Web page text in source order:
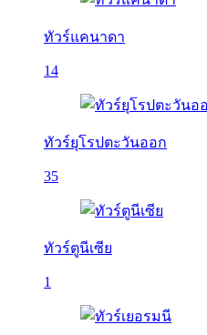
ทัวร์แคนาดา
14
ทัวร์ยุโรปตะวันออก
35
ทัวร์ตูนีเซีย
1